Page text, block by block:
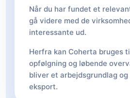
Når du har fundet et
gå videre med de
interessante ud.
Herfra kan Coherta bruges
opfølgning og løbende
bliver et arbejdsgrundlag og
eksport.